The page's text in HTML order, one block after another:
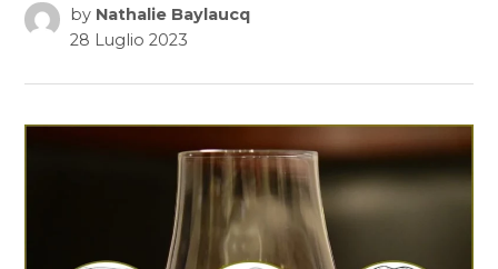
by Nathalie Baylaucq
28 Luglio 2023